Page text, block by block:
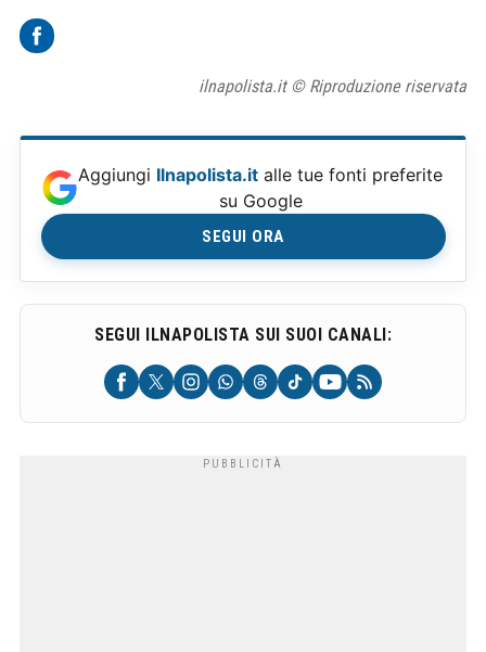
ilnapolista.it © Riproduzione riservata
Aggiungi Ilnapolista.it alle tue fonti preferite
su Google
SEGUI ORA
SEGUI ILNAPOLISTA SUI SUOI CANALI: